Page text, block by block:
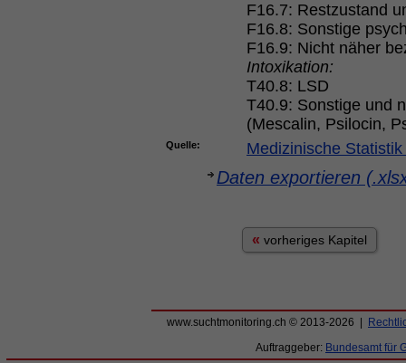
F16.7: Restzustand
F16.8: Sonstige
F16.9: Nicht näher
Intoxikation:
T40.8: LSD
T40.9: Sonstige und
(Mescalin, Psilocin,
Quelle: Medizinische
Daten exportieren
« vorheriges Kapitel
www.suchtmonitoring.ch © 2013-2026 |
Auftraggeber: Bundesamt für